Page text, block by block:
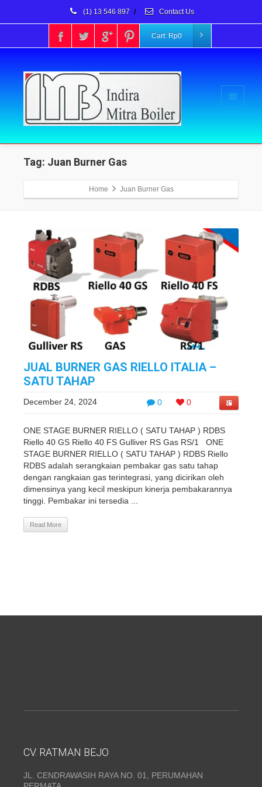
(1) 13 546 897 / Contact Us
Cart: Rp0
Tag: Juan Burner Gas
Home Juan Burner Gas
JUAL BURNER GAS RIELLO ITALIA –
SATU TAHAP
0 0
December 24, 2024
ONE STAGE BURNER RIELLO ( SATU TAHAP ) RDBS
Riello 40 GS Riello 40 FS Gulliver RS Gas RS/1 ONE
STAGE BURNER RIELLO ( SATU TAHAP ) RDBS Riello
RDBS adalah serangkaian pembakar gas satu tahap
dengan rangkaian gas terintegrasi, yang dicirikan oleh
dimensinya yang kecil meskipun kinerja pembakarannya
tinggi. Pembakar ini tersedia ...
Read More
CV. RATMAN BEJO
JL. CENDRAWASIH RAYA NO. 01, PERUMAHAN